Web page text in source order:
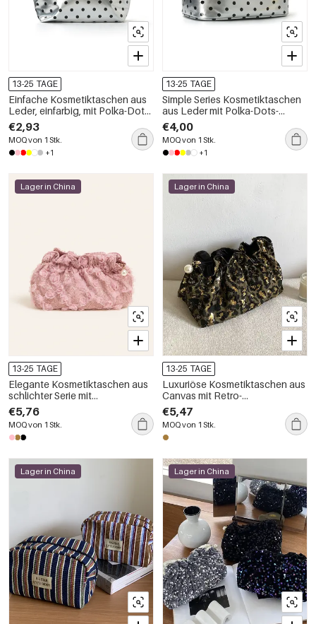
13-25 TAGE
Einfache Kosmetiktaschen aus
Leder, einfarbig, mit Polka-Dots,
für den täglichen Gebrauch
€2,93
MOQ von 1 Stk.
+1
13-25 TAGE
Simple Series Kosmetiktaschen
aus Leder mit Polka-Dots-
Muster
€4,00
MOQ von 1 Stk.
+1
Lager in China
13-25 TAGE
Elegante Kosmetiktaschen aus
schlichter Serie mit
Blumenmuster und einfarbiger
Spitze
€5,76
MOQ von 1 Stk.
Lager in China
13-25 TAGE
Luxuriöse Kosmetiktaschen aus
Canvas mit Retro-
Leopardenmuster
€5,47
MOQ von 1 Stk.
Lager in China Lager in China